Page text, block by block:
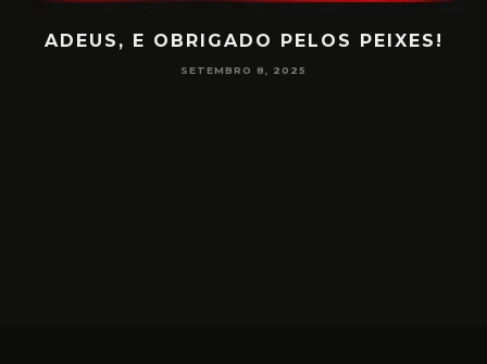
PAPO NA ENCRUZA 180 – CONSCIÊNCIA